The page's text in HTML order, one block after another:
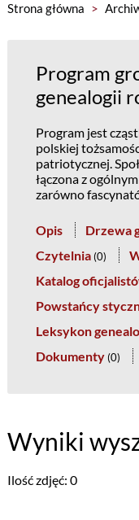
Strona główna >
Program
genealogii
Program jest
polskiej
patriotycznej.
łączona z
zarówno
Opis Drzewa
Czytelnia (0)
Katalog
Powstańcy
Leksykon
Dokumenty (0)
Wyniki
Ilość zdjęć: 0